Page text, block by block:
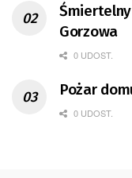
Gorzowa
0 UDOST.
Pożar
0 UDOST.